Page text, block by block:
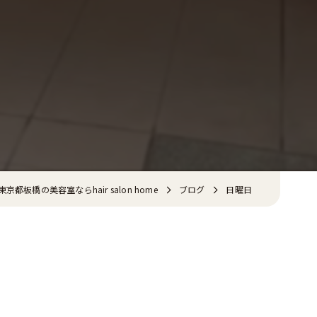
京都板橋の美容室ならhair salon home ブログ 日曜日